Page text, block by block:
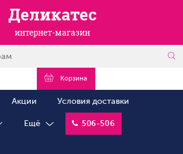
Деликатес
интернет-магазин
Корзина
Акции Условия доставки
Ещё 506-506